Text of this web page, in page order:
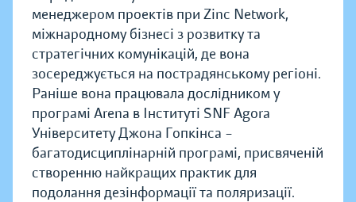
менеджером проектів при Zinc Network,
міжнародному бізнесі з розвитку та
стратегічних комунікацій, де вона
зосереджується на пострадянському регіоні.
Раніше вона працювала дослідником у
програмі Arena в Інституті SNF Agora
Університету Джона Гопкінса –
багатодисциплінарній програмі, присвяченій
створенню найкращих практик для
подолання дезінформації та поляризації.